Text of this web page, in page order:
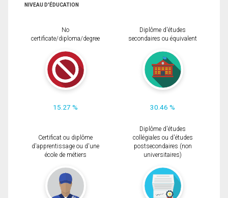
NIVEAU D'ÉDUCATION
No
certificate/diploma/degree
15.27 %
Diplôme d'études
secondaires ou équivalent
30.46 %
Certificat ou diplôme
d'apprentissage ou d'une
école de métiers
Diplôme d'études
collégiales ou d'études
postsecondaires (non
universitaires)